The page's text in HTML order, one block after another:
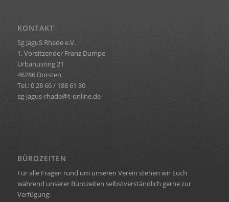
KONTAKT
Sg JaguS Rhade e.V.
1. Vorsitzender Franz Dumpe
Urbanusring 21
46286 Dorsten
Tel.: 0 28 66 / 188 61 30
sg-jagus-rhade@t-online.de
BÜROZEITEN
Für alle Fragen rund um unseren Verein stehen wir Euch
während unserer Bürozeiten selbstverständlich gerne zur
Verfügung: